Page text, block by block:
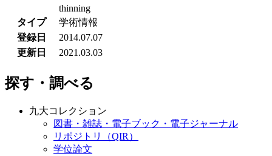
thinning
タイプ
学術情報
登録日
2014.07.07
更新日
2021.03.03
探す・調べる
九大コレクション
図書・雑誌・電子ブック・電子ジャーナル
リポジトリ（QIR）
学位論文